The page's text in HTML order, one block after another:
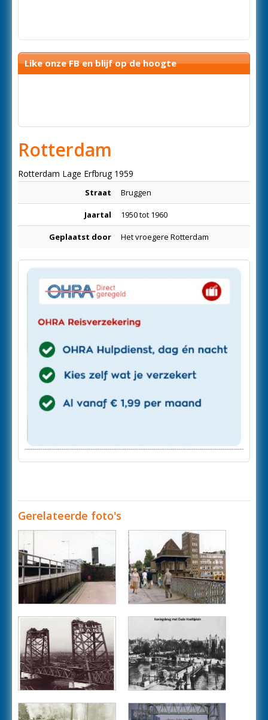
Like onze FB en blijf op de hoogte
Rotterdam
Rotterdam Lage Erfbrug 1959
Straat Bruggen
Jaartal 1950 tot 1960
Geplaatst door Het vroegere Rotterdam
Gerelateerde foto's